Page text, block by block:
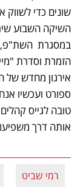
אותה דרך
רמי שביט